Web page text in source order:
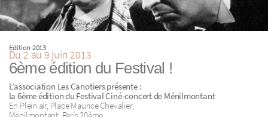
Edition 2013
Du 2 au 9 juin 2013
6ème édition du Festival !
L’association Les Canotiers présente :
la 6ème édition du Festival Ciné-concert de Ménilmontant
En Plein air, Place Maurice Chevalier,